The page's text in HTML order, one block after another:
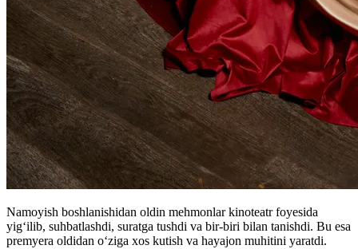
Namoyish boshlanishidan oldin mehmonlar kinoteatr foyesida
yig‘ilib, suhbatlashdi, suratga tushdi va bir-biri bilan tanishdi. Bu esa
premyera oldidan o‘ziga xos kutish va hayajon muhitini yaratdi.